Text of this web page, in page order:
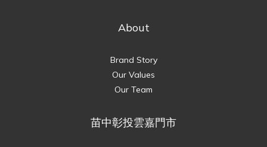
About
Brand Story
Our Values
Our Team
苗中彰投雲嘉門市